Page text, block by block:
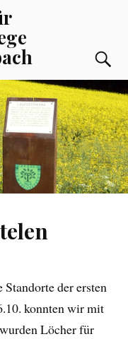
der ersten
konnten wir mit
Löcher für